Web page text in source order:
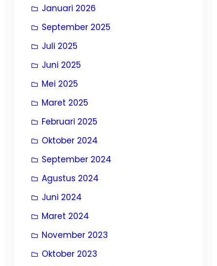
Januari 2026
September 2025
Juli 2025
Juni 2025
Mei 2025
Maret 2025
Februari 2025
Oktober 2024
September 2024
Agustus 2024
Juni 2024
Maret 2024
November 2023
Oktober 2023